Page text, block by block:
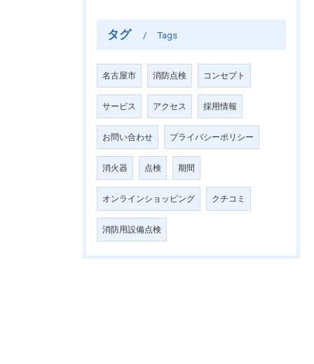
タグ Tags
名古屋市 消防点検 コンセプト
サービス アクセス 採用情報
お問い合わせ プライバシーポリシー
消火器 点検 期間
オンラインショッピング クチコミ
消防用設備点検